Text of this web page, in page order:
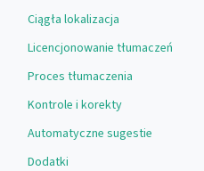
Ciągła lokalizacja
Licencjonowanie tłumaczeń
Proces tłumaczenia
Kontrole i korekty
Automatyczne sugestie
Dodatki